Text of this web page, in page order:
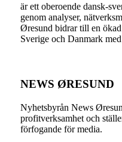
är ett oberoende dansk-
genom analyser,
Øresund bidrar till en
Sverige och Danmark
NEWS ØRESUND
Nyhetsbyrån News
profitverksamhet och
förfogande för media.